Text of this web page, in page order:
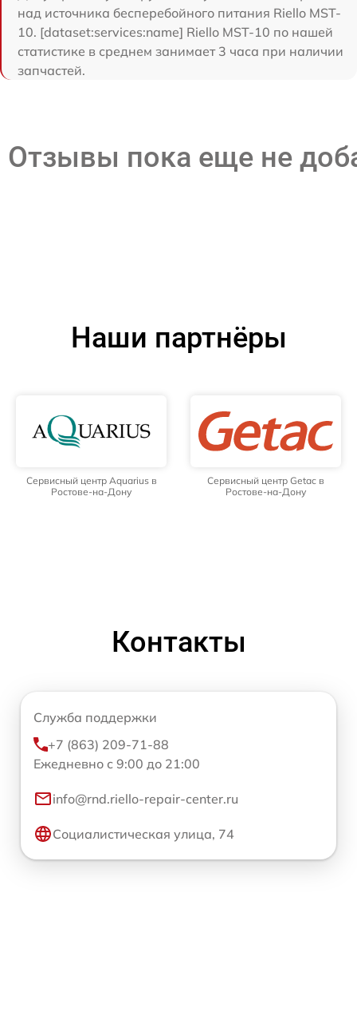
над источника бесперебойного питания Riello MST-
10. [dataset:services:name] Riello MST-10 по нашей
статистике в среднем занимает 3 часа при наличии
запчастей.
Отзывы пока еще не
Наши партнёры
Сервисный центр Aquarius в
Ростове-на-Дону
Сервисный центр Getac в
Ростове-на-Дону
Контакты
Служба поддержки
+7 (863) 209-71-88
Ежедневно с 9:00 до 21:00
info@rnd.riello-repair-center.ru
Социалистическая улица, 74